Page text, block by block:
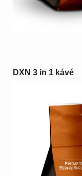
DXN 3 in 1 kávé